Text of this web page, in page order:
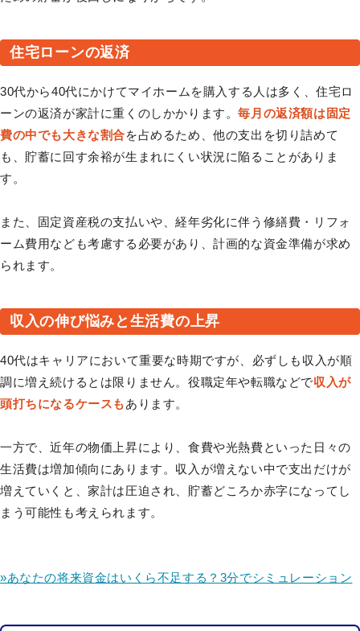
住宅ローンの返済
30代から40代にかけてマイホームを購入する人は多く、住宅ロ
ーンの返済が家計に重くのしかかります。毎月の返済額は固定
費の中でも大きな割合を占めるため、他の支出を切り詰めて
も、貯蓄に回す余裕が生まれにくい状況に陥ることがありま
す。
また、固定資産税の支払いや、経年劣化に伴う修繕費・リフォ
ーム費用なども考慮する必要があり、計画的な資金準備が求め
られます。
収入の伸び悩みと生活費の上昇
40代はキャリアにおいて重要な時期ですが、必ずしも収入が順
調に増え続けるとは限りません。役職定年や転職などで収入が
頭打ちになるケースもあります。
一方で、近年の物価上昇により、食費や光熱費といった日々の
生活費は増加傾向にあります。収入が増えない中で支出だけが
増えていくと、家計は圧迫され、貯蓄どころか赤字になってし
まう可能性も考えられます。
»あなたの将来資金はいくら不足する？3分でシミュレーション